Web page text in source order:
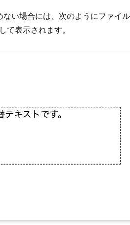
い場合には、次のようにファイ
て表示されます。